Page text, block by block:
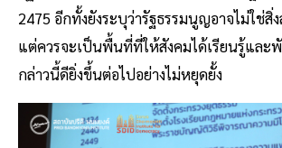
2475 อีกทั้งยังระบุว่ารัฐธรรมนูญอาจไม่ใช่
แต่ควรจะเป็นพื้นที่ที่ให้สังคมได้เรียนรู้และ
กล่าวนี้ดียิ่งขึ้นต่อไปอย่างไม่หยุดยั้ง